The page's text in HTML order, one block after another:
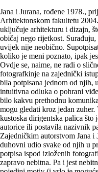
Jana i Jurana, rođene 1978.,
Arhitektonskom fakultetu
uključuje arhitekturu i dizajn,
običaj nego rijetkost.
uvijek nije neobično.
koliko je meni poznato, ipak
Ovdje se, naime, ne radi o
fotografkinje na zajednički
bila potpisana jednom od njih,
intuitivna odluka o pohrani
bilo kakvu prethodnu
mogu gledati kroz jedan
kustoska dirigentska palica što
autorice ili postavila nazivnik
Zajedničkim autorstvom Jana
duhovni udio svake od njih u
potpisa ispod izloženih
zapravo nebitna. Pa i jest